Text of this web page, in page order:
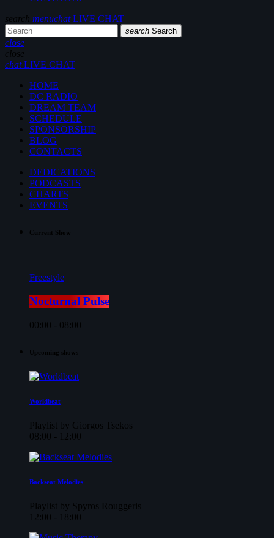
search menuchatLIVE CHAT
search Search
close
close
chatLIVE CHAT
HOME
DC RADIO
DREAM TEAM
SCHEDULE
SPONSORSHIP
BLOG
CONTACTS
DEDICATIONS
PODCASTS
CHARTS
EVENTS
Current Show
Freestyle
Nocturnal Pulse
00:00 - 08:00
Upcoming shows
Worldbeat
Playlist by Giorgos Tsekos
08:00 - 12:00
Backseat Melodies
Playlist by Spyros Rouggeris
12:00 - 18:00